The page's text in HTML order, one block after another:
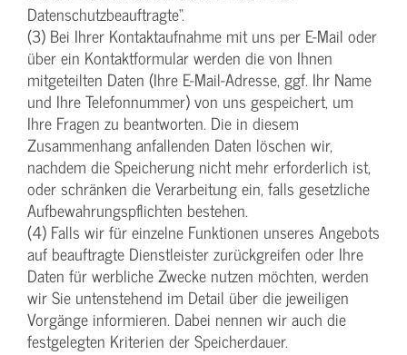
Datenschutzbeauftragte“.
(3) Bei Ihrer Kontaktaufnahme mit uns per E-Mail oder
über ein Kontaktformular werden die von Ihnen
mitgeteilten Daten (Ihre E-Mail-Adresse, ggf. Ihr Name
und Ihre Telefonnummer) von uns gespeichert, um
Ihre Fragen zu beantworten. Die in diesem
Zusammenhang anfallenden Daten löschen wir,
nachdem die Speicherung nicht mehr erforderlich ist,
oder schränken die Verarbeitung ein, falls gesetzliche
Aufbewahrungspflichten bestehen.
(4) Falls wir für einzelne Funktionen unseres Angebots
auf beauftragte Dienstleister zurückgreifen oder Ihre
Daten für werbliche Zwecke nutzen möchten, werden
wir Sie untenstehend im Detail über die jeweiligen
Vorgänge informieren. Dabei nennen wir auch die
festgelegten Kriterien der Speicherdauer.